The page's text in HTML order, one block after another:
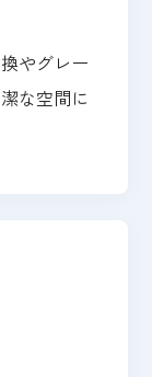
やグレー
な空間に